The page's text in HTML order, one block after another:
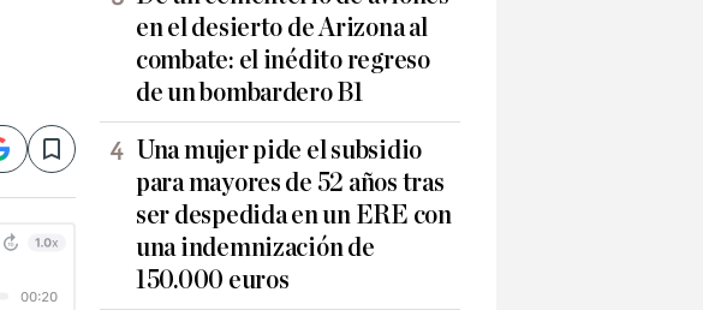
Save
en el desierto de Arizona al
combate: el inédito regreso
de un bombardero B1
Una mujer pide el subsidio
para mayores de 52 años tras
ser despedida en un ERE con
una indemnización de
150.000 euros